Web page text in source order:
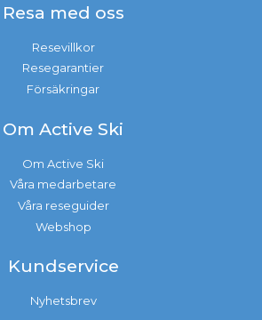
Resa med oss
Resevillkor
Resegarantier
Försäkringar
Om Active Ski
Om Active Ski
Våra medarbetare
Våra reseguider
Webshop
Kundservice
Nyhetsbrev